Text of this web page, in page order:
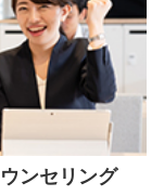
ンセリング